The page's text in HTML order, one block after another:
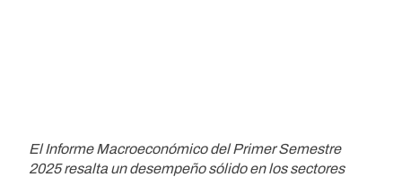
El Informe Macroeconómico del Primer Semestre
2025 resalta un desempeño sólido en los sectores